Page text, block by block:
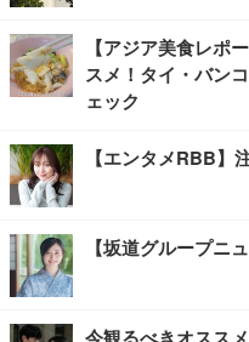
【アジア美食レポ
スメ！タイ・バン
ェック
【エンタメRBB】
【坂道グループニ
今観るべきオスス